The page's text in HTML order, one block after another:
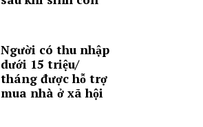
Người có thu nhập
dưới 15 triệu/
tháng được hỗ trợ
mua nhà ở xã hội